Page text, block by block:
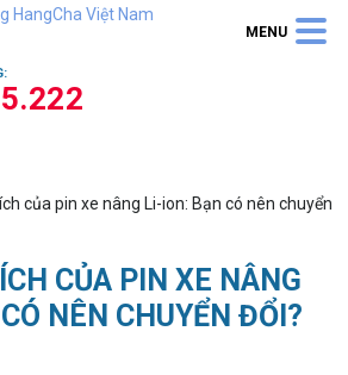
:
của pin xe nâng Li-ion: Bạn có nên chuyển
CỦA PIN XE NÂNG
NÊN CHUYỂN ĐỔI?